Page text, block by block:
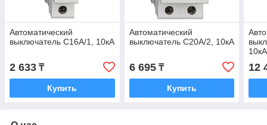
Автоматический
выключатель C16А/1, 10кА
2 633 ₸
Купить
Автоматический
выключатель C20А/2, 10кА
6 695₸
Купить
10кА
12